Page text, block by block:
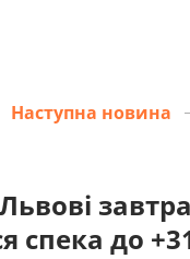
Наступна новина
спека до